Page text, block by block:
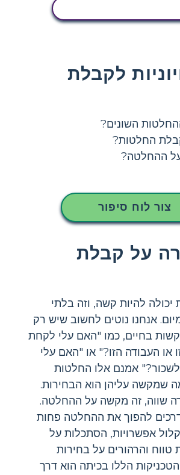
לקבלת
השונים?
החלטות?
ההחלטה?
צור לוח סיפור
על קבלת
להיות קשה, וזה בלתי
אנחנו נוטים לחשוב שיש רק
בחיים, כמו "האם עלי לקחת
או העבודה הזו?" או "האם עלי
לשכור?" אמנם אלו החלטות
שמקשה עליהן הוא הבחירות.
שווה, זה מקשה על ההחלטה.
להפוך את ההחלטה פחות
אפשרויות, הסתכלות על
טווח והרהורים על בחירות
הללו בכיתה הוא דרך